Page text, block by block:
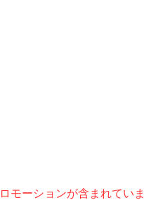
モーションが含まれていま